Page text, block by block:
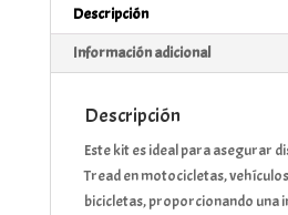
Descripción
Información adicional
Descripción
Este kit es ideal para asegurar
Tread en motocicletas,
bicicletas, proporcionando una